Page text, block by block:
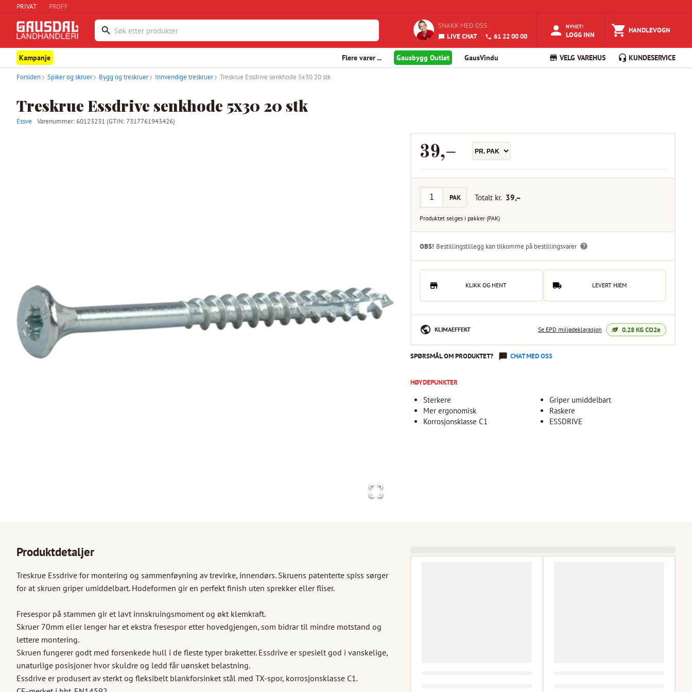
PRIVAT PROFF
SNAKK MED OSS
LIVE CHAT
61 22 00 00
NYHET!
LOGG INN HANDLEVOGN
Kampanje Flere varer ... Gausbygg Outlet GausVindu VELG VAREHUS KUNDESERVICE
Forsiden Spiker og skruer Bygg og treskruer Innvendige treskruer Treskrue Essdrive senkhode 5x30 20 stk
Treskrue Essdrive senkhode 5x30 20 stk
Essve Varenummer:60123231 (GTIN: 7317761943426)
39,–
PAK Totalt kr. 39,–
Produktet selges i pakker (PAK)
OBS! Bestillingstillegg kan tilkomme på bestillingsvarer
KLIKK OG HENT LEVERT HJEM
KLIMAEFFEKT Se EPD miljødeklarasjon 0.28KG CO2e
SPØRSMÅL OM PRODUKTET? CHAT MED OSS
HØYDEPUNKTER
Sterkere
Mer ergonomisk
Korrosjonsklasse C1
Griper umiddelbart
Raskere
ESSDRIVE
Produktdetaljer
Treskrue Essdrive for montering og sammenføyning av trevirke, innendørs. Skruens patenterte spiss sørger
for at skruen griper umiddelbart. Hodeformen gir en perfekt finish uten sprekker eller fliser.
Fresespor på stammen gir et lavt innskruingsmoment og økt klemkraft.
Skruer 70mm eller lenger har et ekstra fresespor etter hovedgjengen, som bidrar til mindre motstand og
lettere montering.
Skruen fungerer godt med forsenkede hull i de fleste typer braketter. Essdrive er spesielt god i vanskelige,
unaturlige posisjoner hvor skuldre og ledd får uønsket belastning.
Essdrive er produsert av sterkt og fleksibelt blankforsinket stål med TX-spor, korrosjonsklasse C1.